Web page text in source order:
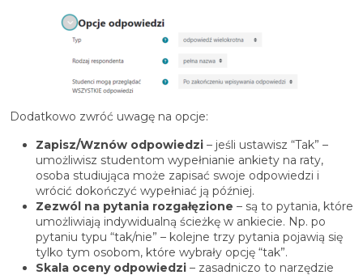
Dodatkowo zwróć uwagę na opcje:
Zapisz/Wznów odpowiedzi – jeśli ustawisz “Tak” –
umożliwisz studentom wypełnianie ankiety na raty,
osoba studiująca może zapisać swoje odpowiedzi i
wrócić dokończyć wypełniać ją później.
Zezwól na pytania rozgałęzione – są to pytania, które
umożliwiają indywidualną ścieżkę w ankiecie. Np. po
pytaniu typu “tak/nie” – kolejne trzy pytania pojawią się
tylko tym osobom, które wybrały opcję “tak”.
Skala oceny odpowiedzi – zasadniczo to narzędzie